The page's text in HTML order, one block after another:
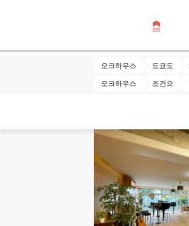
오크하우스 도쿄도
오크하우스 조건으